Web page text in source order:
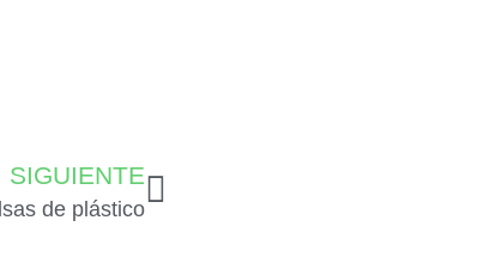
SIGUIENTE
de plástico